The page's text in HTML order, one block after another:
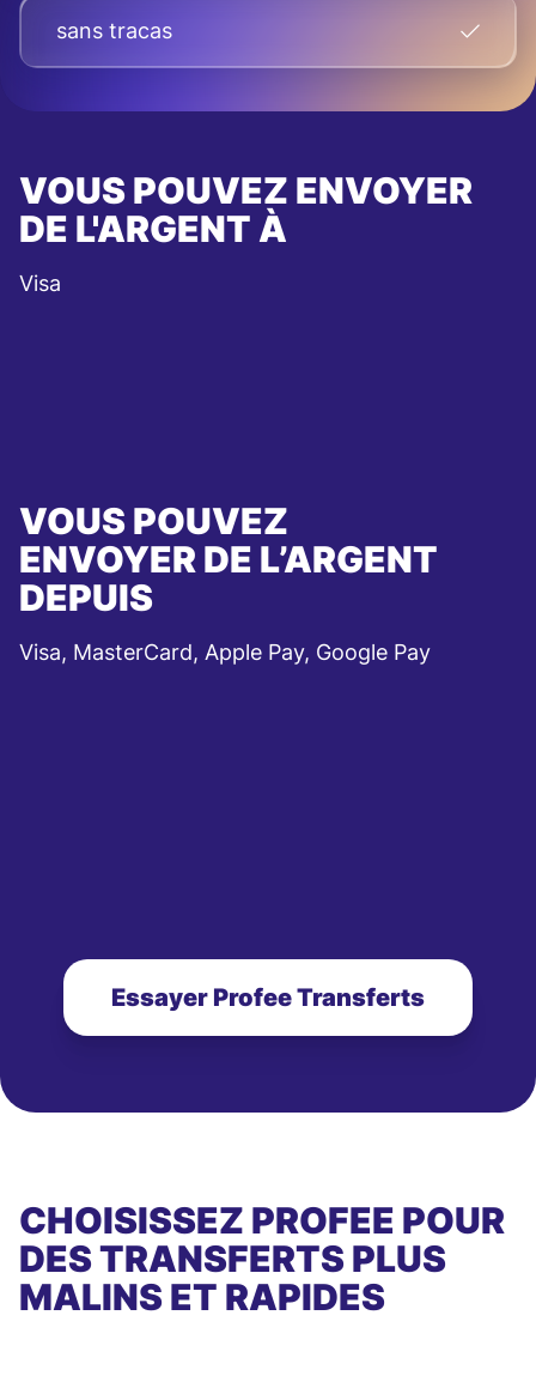
sans tracas
VOUS POUVEZ ENVOYER
DE L'ARGENT À
Visa
VOUS POUVEZ
ENVOYER DE L’ARGENT
DEPUIS
Visa, MasterCard, Apple Pay, Google Pay
Essayer Profee Transferts
CHOISISSEZ PROFEE POUR
DES TRANSFERTS PLUS
MALINS ET RAPIDES